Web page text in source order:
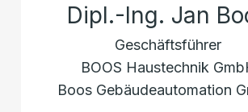
Dipl.-Ing. Jan
Geschäftsführer
BOOS Haustechnik
Boos Gebäudeautomation